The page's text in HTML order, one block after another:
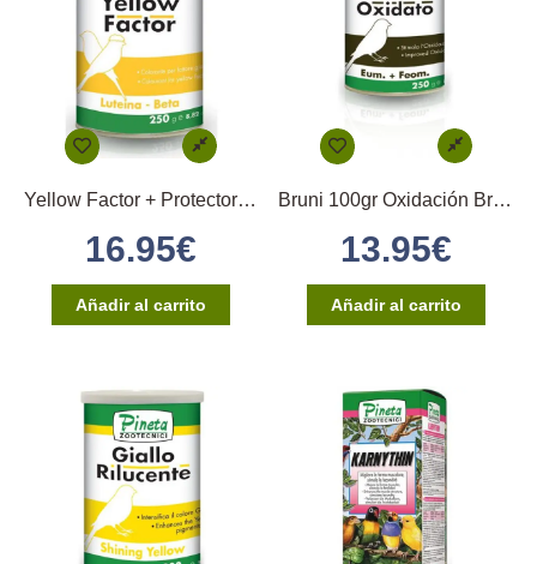
Yellow Factor + Protector 100gr (Pigmentación Profesional Amarillo)
16.95€
Añadir al carrito
Bruni 100gr Oxidación Bruno Pastel Y Phaeo Pineta
13.95€
Añadir al carrito